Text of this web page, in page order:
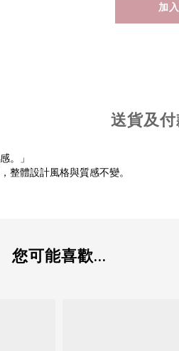
加
送貨及
。」
整體設計風格與質感不變。
您可能喜歡...